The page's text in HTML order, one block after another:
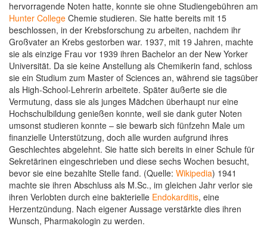
hervorragende Noten hatte, konnte sie ohne Studiengebühren am
Hunter College Chemie studieren. Sie hatte bereits mit 15
beschlossen, in der Krebsforschung zu arbeiten, nachdem ihr
Großvater an Krebs gestorben war. 1937, mit 19 Jahren, machte
sie als einzige Frau vor 1939 ihren Bachelor an der New Yorker
Universität. Da sie keine Anstellung als Chemikerin fand, schloss
sie ein Studium zum Master of Sciences an, während sie tagsüber
als High-School-Lehrerin arbeitete. Später äußerte sie die
Vermutung, dass sie als junges Mädchen überhaupt nur eine
Hochschulbildung genießen konnte, weil sie dank guter Noten
umsonst studieren konnte – sie bewarb sich fünfzehn Male um
finanzielle Unterstützung, doch alle wurden aufgrund ihres
Geschlechtes abgelehnt. Sie hatte sich bereits in einer Schule für
Sekretärinen eingeschrieben und diese sechs Wochen besucht,
bevor sie eine bezahlte Stelle fand. (Quelle: Wikipedia) 1941
machte sie ihren Abschluss als M.Sc., im gleichen Jahr verlor sie
ihren Verlobten durch eine bakterielle Endokarditis, eine
Herzentzündung. Nach eigener Aussage verstärkte dies ihren
Wunsch, Pharmakologin zu werden.